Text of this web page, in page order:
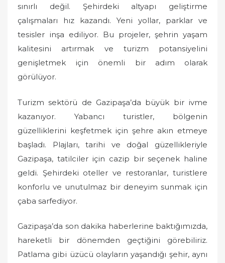
sınırlı değil. Şehirdeki altyapı geliştirme
çalışmaları hız kazandı. Yeni yollar, parklar ve
tesisler inşa ediliyor. Bu projeler, şehrin yaşam
kalitesini artırmak ve turizm potansiyelini
genişletmek için önemli bir adım olarak
görülüyor.
Turizm sektörü de Gazipaşa’da büyük bir ivme
kazanıyor. Yabancı turistler, bölgenin
güzelliklerini keşfetmek için şehre akın etmeye
başladı. Plajları, tarihi ve doğal güzellikleriyle
Gazipaşa, tatilciler için cazip bir seçenek haline
geldi. Şehirdeki oteller ve restoranlar, turistlere
konforlu ve unutulmaz bir deneyim sunmak için
çaba sarfediyor.
Gazipaşa’da son dakika haberlerine baktığımızda,
hareketli bir dönemden geçtiğini görebiliriz.
Patlama gibi üzücü olayların yaşandığı şehir, aynı